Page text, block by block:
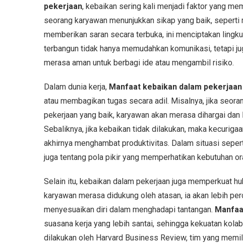
pekerjaan, kebaikan sering kali menjadi faktor yang
seorang karyawan menunjukkan sikap yang baik,
memberikan saran secara terbuka, ini menciptakan
terbangun tidak hanya memudahkan komunikasi, tetapi
merasa aman untuk berbagi ide atau mengambil risiko.
Dalam dunia kerja, Manfaat kebaikan dalam pekerjaan
atau membagikan tugas secara adil. Misalnya, jika
pekerjaan yang baik, karyawan akan merasa dihargai
Sebaliknya, jika kebaikan tidak dilakukan, maka
akhirnya menghambat produktivitas. Dalam situasi
juga tentang pola pikir yang memperhatikan kebutuhan
Selain itu, kebaikan dalam pekerjaan juga memperkuat
karyawan merasa didukung oleh atasan, ia akan lebih
menyesuaikan diri dalam menghadapi tantangan.
suasana kerja yang lebih santai, sehingga kekuatan
dilakukan oleh Harvard Business Review, tim yang